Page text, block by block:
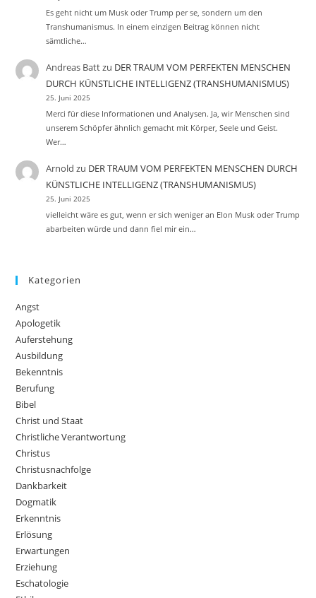
Es geht nicht um Musk oder Trump per se, sondern um den
Transhumanismus. In einem einzigen Beitrag können nicht
sämtliche…
Andreas Battzu DER TRAUM VOM PERFEKTEN MENSCHEN
DURCH KÜNSTLICHE INTELLIGENZ (TRANSHUMANISMUS)
25. Juni 2025
Merci für diese Informationen und Analysen. Ja, wir Menschen sind
unserem Schöpfer ähnlich gemacht mit Körper, Seele und Geist.
Wer…
Arnold zu DER TRAUM VOM PERFEKTEN MENSCHEN DURCH
KÜNSTLICHE INTELLIGENZ (TRANSHUMANISMUS)
25. Juni 2025
vielleicht wäre es gut, wenn er sich weniger an Elon Musk oder Trump
abarbeiten würde und dann fiel mir ein…
Kategorien
Angst
Apologetik
Auferstehung
Ausbildung
Bekenntnis
Berufung
Bibel
Christ und Staat
Christliche Verantwortung
Christus
Christusnachfolge
Dankbarkeit
Dogmatik
Erkenntnis
Erlösung
Erwartungen
Erziehung
Eschatologie